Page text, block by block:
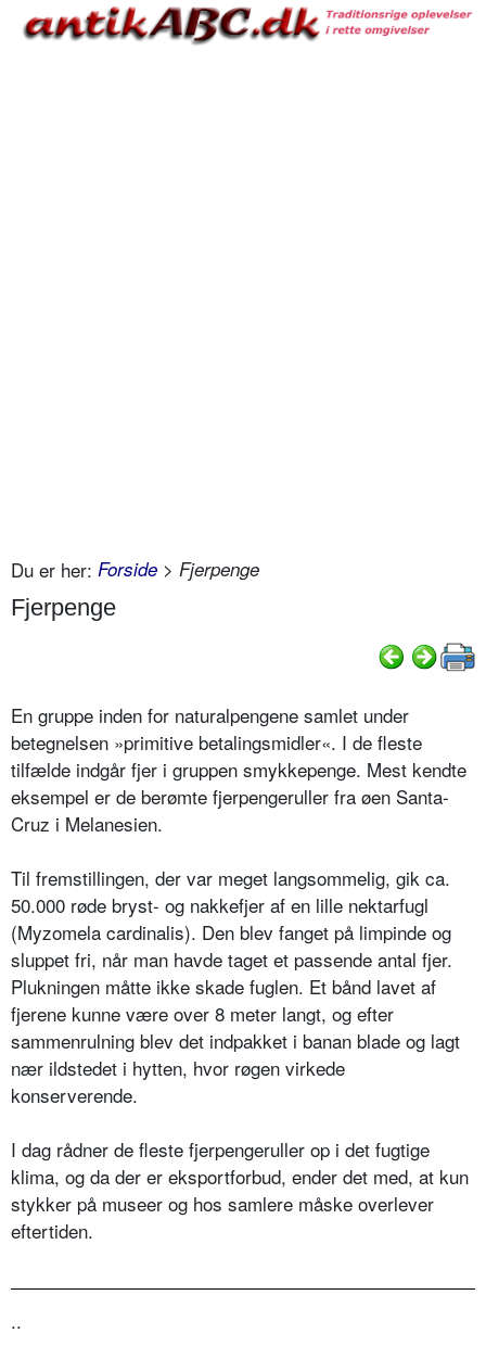
Du er her: Forside > Fjerpenge
Fjerpenge
En gruppe inden for naturalpengene samlet under
betegnelsen »primitive betalingsmidler«. I de fleste
tilfælde indgår fjer i gruppen smykkepenge. Mest kendte
eksempel er de berømte fjerpengeruller fra øen Santa-
Cruz i Melanesien.
Til fremstillingen, der var meget langsommelig, gik ca.
50.000 røde bryst- og nakkefjer af en lille nektarfugl
(Myzomela cardinalis). Den blev fanget på limpinde og
sluppet fri, når man havde taget et passende antal fjer.
Plukningen måtte ikke skade fuglen. Et bånd lavet af
fjerene kunne være over 8 meter langt, og efter
sammenrulning blev det indpakket i banan blade og lagt
nær ildstedet i hytten, hvor røgen virkede
konserverende.
I dag rådner de fleste fjerpengeruller op i det fugtige
klima, og da der er eksportforbud, ender det med, at kun
stykker på museer og hos samlere måske overlever
eftertiden.
..